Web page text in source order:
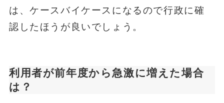
は、ケースバイケースになるので行政に確
認したほうが良いでしょう。
利用者が前年度から急激に増えた場合
は？